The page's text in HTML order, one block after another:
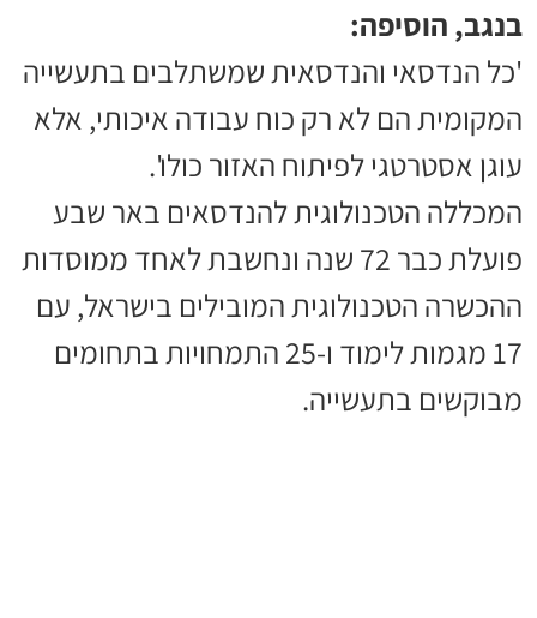
בנגב, הוסיפה:
'כל הנדסאי והנדסאית שמשתלבים בתעשייה
המקומית הם לא רק כוח עבודה איכותי, אלא
עוגן אסטרטגי לפיתוח האזור כולו'.
המכללה הטכנולוגית להנדסאים באר שבע
פועלת כבר 72 שנה ונחשבת לאחד ממוסדות
ההכשרה הטכנולוגית המובילים בישראל, עם
17 מגמות לימוד ו-25 התמחויות בתחומים
מבוקשים בתעשייה.